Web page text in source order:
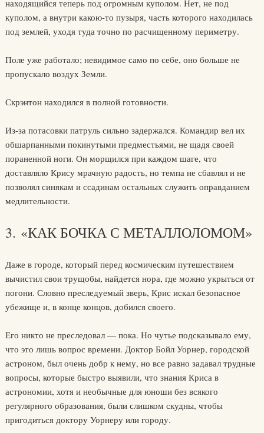
находящийся теперь под огромным куполом. Нет, не под
куполом, а внутри какою-то пузыря, часть которого находилась
под землей, уходя туда точно по расчищенному периметру.
Поле уже работало; невидимое само по себе, оно больше не
пропускало воздух Земли.
Скрэнтон находился в полной готовности.
Из-за потасовки патруль сильно задержался. Командир вел их
обшарпанными покинутыми предместьями, не щадя своей
пораненной ноги. Он морщился при каждом шаге, что
доставляло Крису мрачную радость, но темпа не сбавлял и не
позволял синякам и ссадинам остальных служить оправданием
медлительности.
3. «КАК БОЧКА С МЕТАЛЛОЛОМОМ»
Даже в городе, который перед космическим путешествием
вычистил свои трущобы, найдется нора, где можно укрыться от
погони. Словно преследуемый зверь, Крис искал безопасное
убежище и, в конце концов, добился своего.
Его никто не преследовал — пока. Но чутье подсказывало ему,
что это лишь вопрос времени. Доктор Бойл Уорнер, городской
астроном, был очень добр к нему, но все равно задавал трудные
вопросы, которые быстро выявили, что знания Криса в
астрономии, хотя и необычные для юноши без всякого
регулярного образования, были слишком скудны, чтобы
пригодиться доктору Уорнеру или городу.